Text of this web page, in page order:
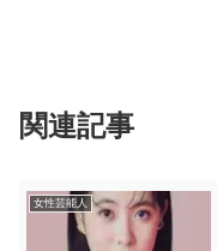
関連記事
女性芸能人